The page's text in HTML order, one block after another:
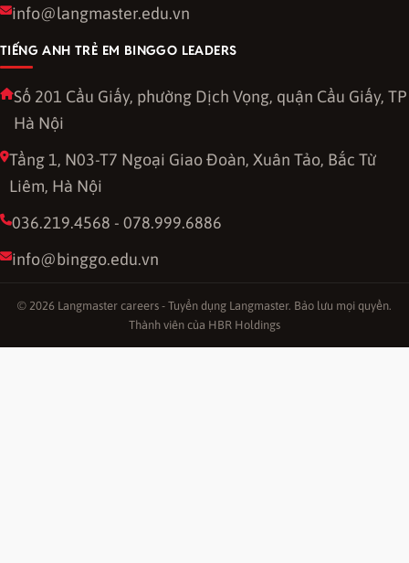
info@langmaster.edu.vn
TIẾNG ANH TRẺ EM BINGGO LEADERS
Số 201 Cầu Giấy, phường Dịch Vọng, quận Cầu Giấy, TP
Hà Nội
Tầng 1, N03-T7 Ngoại Giao Đoàn, Xuân Tảo, Bắc Từ
Liêm, Hà Nội
036.219.4568 - 078.999.6886
info@binggo.edu.vn
© 2026 Langmaster careers - Tuyển dụng Langmaster. Bảo lưu mọi quyền.
Thành viên của HBR Holdings